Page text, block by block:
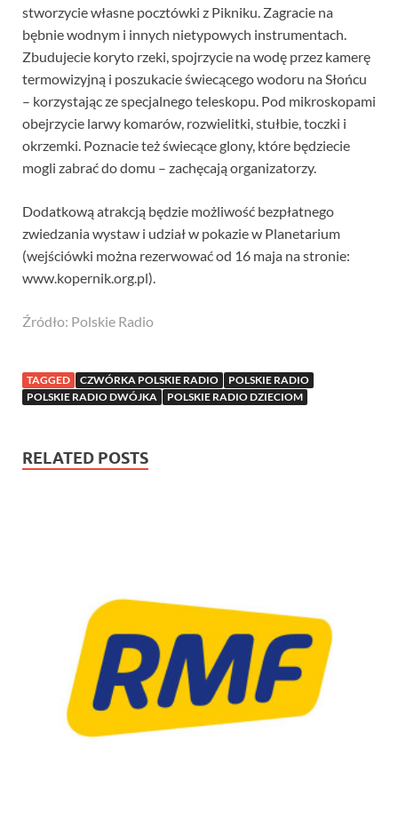
stworzycie własne pocztówki z Pikniku. Zagracie na
bębnie wodnym i innych nietypowych instrumentach.
Zbudujecie koryto rzeki, spojrzycie na wodę przez kamerę
termowizyjną i poszukacie świecącego wodoru na Słońcu
– korzystając ze specjalnego teleskopu. Pod mikroskopami
obejrzycie larwy komarów, rozwielitki, stułbie, toczki i
okrzemki. Poznacie też świecące glony, które będziecie
mogli zabrać do domu – zachęcają organizatorzy.
Dodatkową atrakcją będzie możliwość bezpłatnego
zwiedzania wystaw i udział w pokazie w Planetarium
(wejściówki można rezerwować od 16 maja na stronie:
www.kopernik.org.pl).
Źródło: Polskie Radio
TAGGED CZWÓRKA POLSKIE RADIO
POLSKIE RADIO
POLSKIE RADIO DWÓJKA
POLSKIE RADIO DZIECIOM
RELATED POSTS